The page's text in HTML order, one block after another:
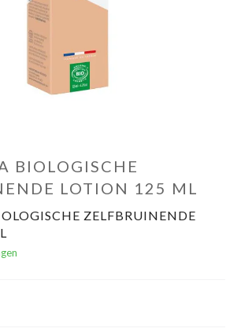
BIOLOGISCHE
LOTION 125 ML
ZELFBRUINENDE